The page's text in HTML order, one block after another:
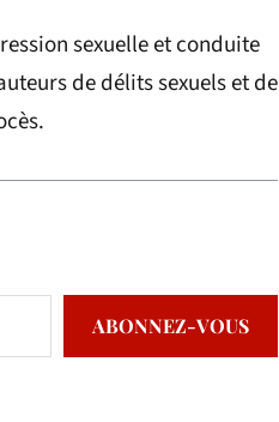
sexuelle et conduite
de délits sexuels et de
ABONNEZ-VOUS